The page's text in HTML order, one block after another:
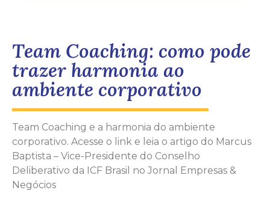
Team Coaching: como pode
trazer harmonia ao
ambiente corporativo
Team Coaching e a harmonia do ambiente
corporativo. Acesse o link e leia o artigo do Marcus
Baptista – Vice-Presidente do Conselho
Deliberativo da ICF Brasil no Jornal Empresas &
Negócios